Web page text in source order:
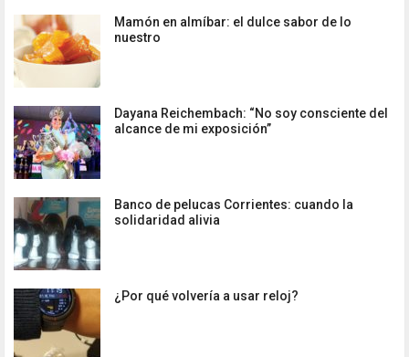
Mamón en almíbar: el dulce sabor de lo
nuestro
Dayana Reichembach: “No soy consciente del
alcance de mi exposición”
Banco de pelucas Corrientes: cuando la
solidaridad alivia
¿Por qué volvería a usar reloj?